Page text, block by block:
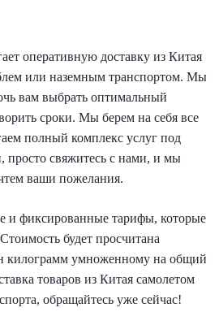
оперативную доставку из Китая
или наземным транспортом. Мы
вам выбрать оптимальный
сроки. Мы берем на себя все
полный комплекс услуг под
просто свяжитесь с нами, и мы
ваши пожелания.
и фиксированные тарифы, которые
будет просчитана
килограмм умноженному на общий
товаров из Китая самолетом
обращайтесь уже сейчас!